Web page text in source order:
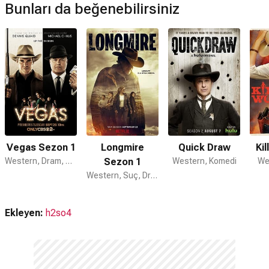
Bunları da beğenebilirsiniz
Vegas Sezon 1
Western, Dram, Suç
Longmire
Sezon 1
Western, Suç, Dram
Quick Draw
Western, Komedi
Ekleyen: h2so4